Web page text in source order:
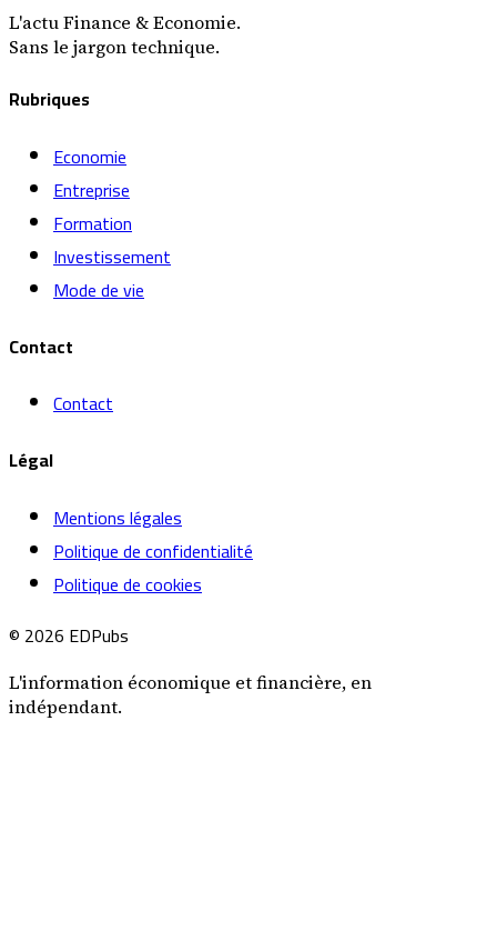
L'actu Finance & Economie.
Sans le jargon technique.
Rubriques
Economie
Entreprise
Formation
Investissement
Mode de vie
Contact
Contact
Légal
Mentions légales
Politique de confidentialité
Politique de cookies
© 2026 EDPubs
L'information économique et financière, en
indépendant.